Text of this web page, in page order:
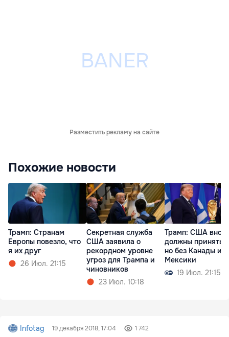
Разместить рекламу на сайте
Похожие новости
Трамп: Cтранам
Европы повезло, что
я их друг
26 Июл. 21:15
Секретная служба
США заявила о
рекордном уровне
угроз для Трампа и
чиновников
23 Июл. 10:18
Трамп: США
должны принять
но без Канады и
Мексики
19 Июл. 21:15
Infotag 19 декабря 2018, 17:04 1 742